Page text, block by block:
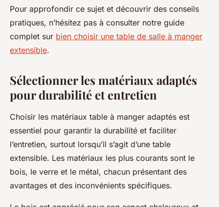
Pour approfondir ce sujet et découvrir des conseils
pratiques, n’hésitez pas à consulter notre guide
complet sur bien choisir une table de salle à manger
extensible.
Sélectionner les matériaux adaptés
pour durabilité et entretien
Choisir les matériaux table à manger adaptés est
essentiel pour garantir la durabilité et faciliter
l’entretien, surtout lorsqu’il s’agit d’une table
extensible. Les matériaux les plus courants sont le
bois, le verre et le métal, chacun présentant des
avantages et des inconvénients spécifiques.